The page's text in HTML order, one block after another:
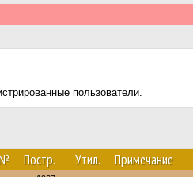
пользователи.
Постр. Утил. Примечание